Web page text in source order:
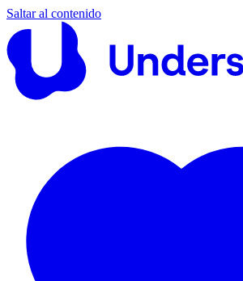
Saltar al contenido